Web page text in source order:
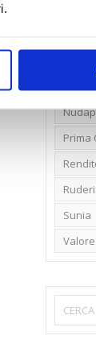
Prima
Ruderi
Sunia